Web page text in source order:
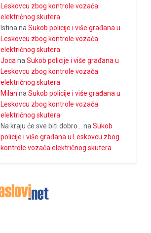
Leskovcu zbog kontrole vozača
električnog skutera
Istina naSukob policije i više građana u
Leskovcu zbog kontrole vozača
električnog skutera
Joca naSukob policije i više građana u
Leskovcu zbog kontrole vozača
električnog skutera
Milan naSukob policije i više građana u
Leskovcu zbog kontrole vozača
električnog skutera
Na kraju će sve biti dobro...
naSukob
policije i više građana u Leskovcu zbog
kontrole vozača električnog skutera